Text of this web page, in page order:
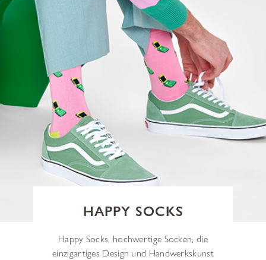
HAPPY SOCKS
Happy Socks, hochwertige Socken, die
einzigartiges Design und Handwerkskunst